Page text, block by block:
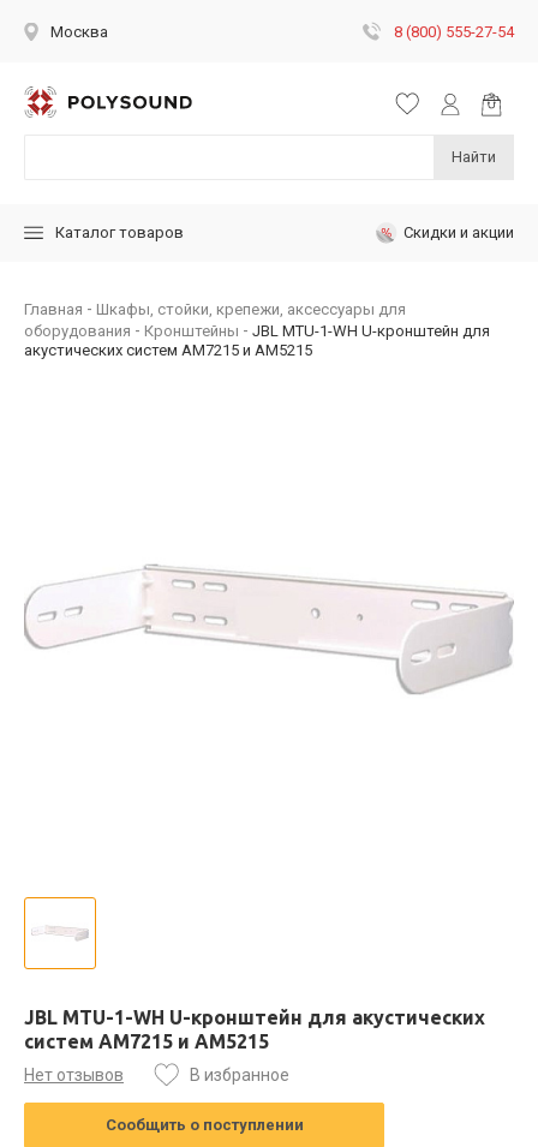
Москва 8 (800) 555-27-54
Найти
Каталог товаров Скидки и акции
Главная
Шкафы, стойки, крепежи, аксессуары для
оборудования
Кронштейны
JBL MTU-1-WH U-кронштейн для
акустических систем AM7215 и AM5215
JBL MTU-1-WH U-кронштейн для акустических
систем AM7215 и AM5215
Нет отзывов В избранное
Сообщить о поступлении